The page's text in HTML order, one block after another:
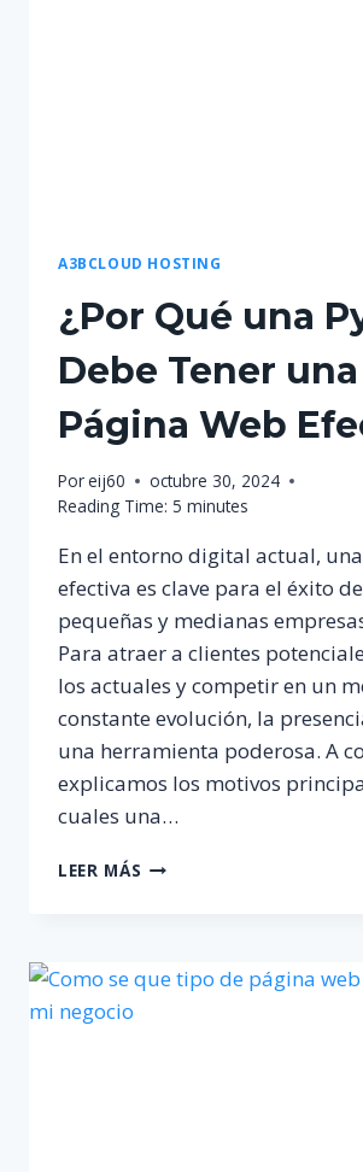
A3BCLOUD HOSTING
¿Por Qué una
Debe Tener una
Página Web
Poreij60
octubre 30, 2024
Reading Time: 5 minutes
En el entorno digital actual,
efectiva es clave para el éxito
pequeñas y medianas
Para atraer a clientes
los actuales y competir en un
constante evolución, la
una herramienta poderosa. A
explicamos los motivos
cuales una…
LEER MÁS ¿POR
TENER